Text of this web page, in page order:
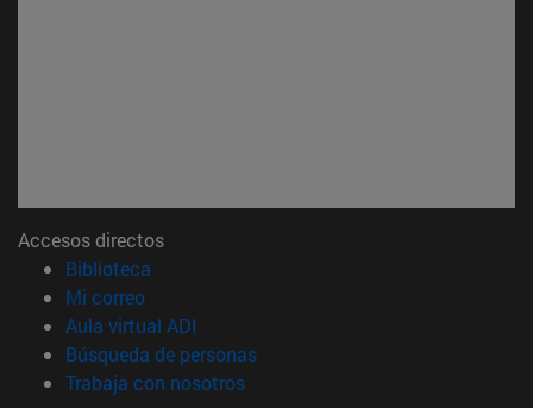
Accesos directos
Biblioteca
Mi correo(abre en nueva ventana)
Aula virtual ADI
Búsqueda de personas(abre en nueva ventana)
Trabaja con nosotros(abre en nueva ventana)